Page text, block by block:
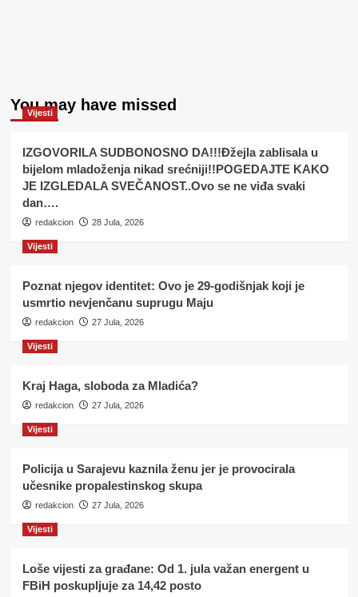
You may have missed
Vijesti
IZGOVORILA SUDBONOSNO DA!!!Đžejla zablisala u
bijelom mladoženja nikad srećniji!!POGEDAJTE KAKO
JE IZGLEDALA SVEČANOST..Ovo se ne viđa svaki
dan….
redakcion 28 Jula, 2026
Vijesti
Poznat njegov identitet: Ovo je 29-godišnjak koji je
usmrtio nevjenčanu suprugu Maju
redakcion 27 Jula, 2026
Vijesti
Kraj Haga, sloboda za Mladića?
redakcion 27 Jula, 2026
Vijesti
Policija u Sarajevu kaznila ženu jer je provocirala
učesnike propalestinskog skupa
redakcion 27 Jula, 2026
Vijesti
Loše vijesti za građane: Od 1. jula važan energent u
FBiH poskupljuje za 14,42 posto